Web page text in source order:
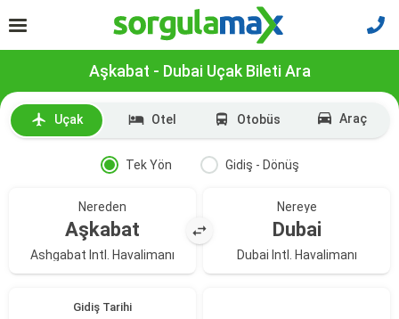
Aşkabat - Dubai Uçak Bileti Ara
Uçak Otel Otobüs Araç
Tek Yön Gidiş - Dönüş
Nereden
Aşkabat
Ashgabat Intl. Havalimanı
Nereye
Dubai
Dubai Intl. Havalimanı
Gidiş Tarihi